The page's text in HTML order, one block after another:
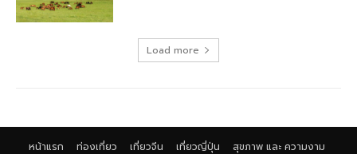
Load more
หน้าแรก ท่องเที่ยว เที่ยวจีน เที่ยวญี่ปุ่น สุขภาพ และ ความงาม